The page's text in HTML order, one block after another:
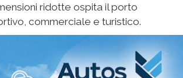
ridotte ospita il porto
commerciale e turistico.